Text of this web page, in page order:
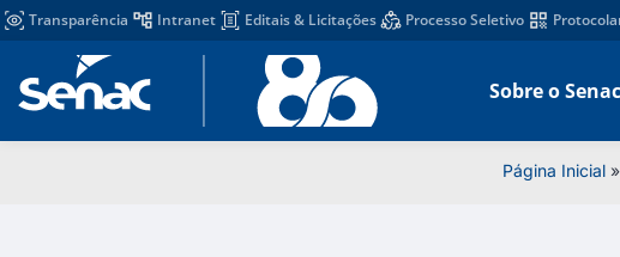
Transparência Intranet Editais & Licitações Processo Seletivo
Sobre o
Página Inicial »